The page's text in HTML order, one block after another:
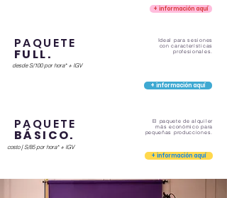
+ información aquí
PAQUETE
FULL.
Ideal para sesiones
con características
profesionales.
desde S/100 por hora* + IGV
+ información aquí
PAQUETE
BÁSICO.
El paquete de alquiler
más económico para
pequeñas producciones.
costo | S/85 por hora* + IGV
+ información aquí